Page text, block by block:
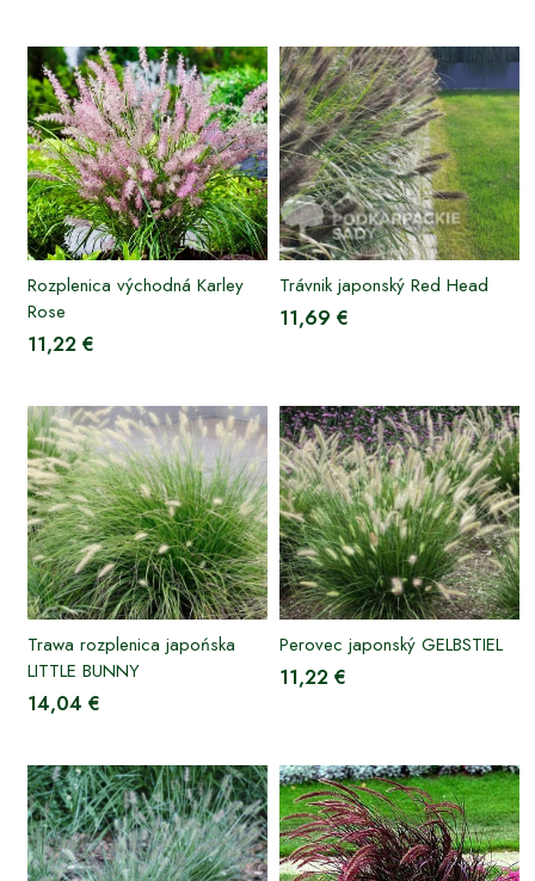
Rozplenica východná Karley
Rose
11,22 €
Trávnik japonský Red Head
11,69 €
Trawa rozplenica japońska
LITTLE BUNNY
14,04 €
Perovec japonský GELBSTIEL
11,22 €